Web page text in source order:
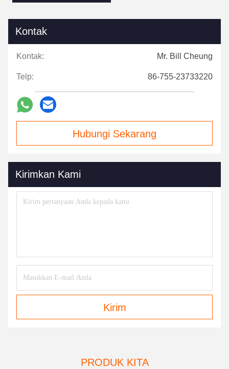
Kontak
Kontak: Mr. Bill Cheung
Telp: 86-755-23733220
Hubungi Sekarang
Kirimkan Kami
Kirim
PRODUK KITA